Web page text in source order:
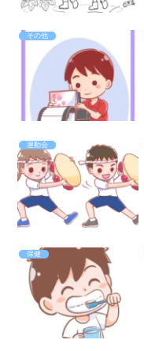
その他
運動会
保健